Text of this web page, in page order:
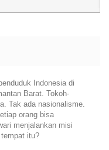
Indonesia di
Barat. Tokoh-
Tak ada nasionalisme.
orang bisa
menjalankan misi
itu?